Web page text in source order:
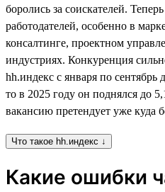
боролись за соискателей.
работодателей, особенно в
консалтинге, проектном
индустриях. Конкуренция
hh.индекс с января по сентябрь
то в 2025 году он поднялся до
вакансию претендует уже куда
Что такое hh.индекс ↓
Какие ошибки